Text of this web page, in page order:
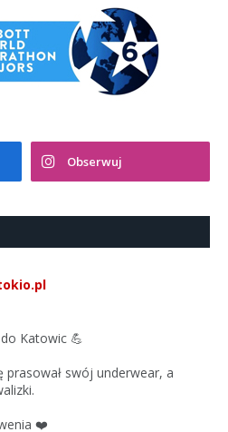
Obserwuj
Katowic 💪
swój underwear, a
❤️